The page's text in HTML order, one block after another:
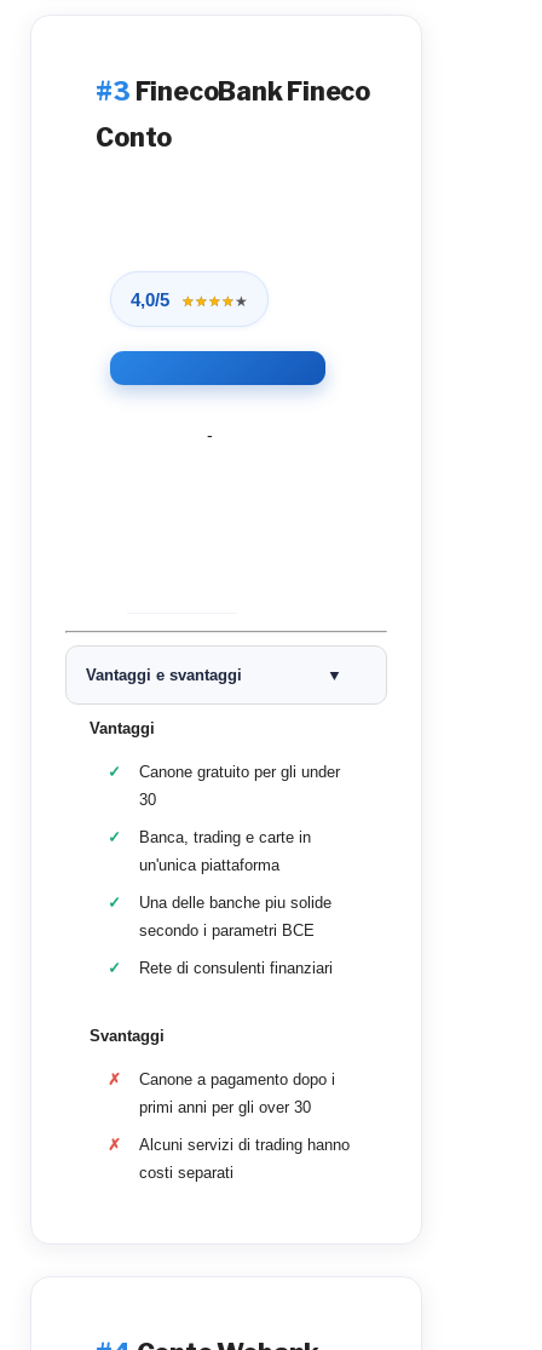
FinecoBank Fineco
Conto
4,0/5 ★★★★★
★★★★★
-
Vantaggi e svantaggi
Vantaggi
Canone gratuito per gli under
30
Banca, trading e carte in
un'unica piattaforma
Una delle banche piu solide
secondo i parametri BCE
Rete di consulenti finanziari
Svantaggi
Canone a pagamento dopo i
primi anni per gli over 30
Alcuni servizi di trading hanno
costi separati